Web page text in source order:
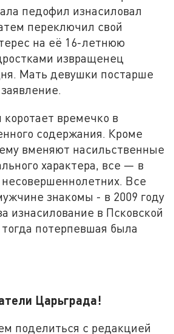
педофил изнасиловал
переключил свой
на её 16-летнюю
извращенец
Мать девушки постарше
времечко в
содержания. Кроме
вменяют насильственные
характера, все — в
Все
знакомы - в 2009 году
изнасилование в Псковской
потерпевшая была
Царьграда!
поделиться с редакцией